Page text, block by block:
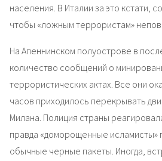
населения. В Италии за это кстати,
чтобы «ложным террористам»
На Апеннинском полуострове в
количество сообщений о
террористических актах. Все они
часов приходилось перекрывать
Милана. Полиция страны
правда «доморощенные исламисты»
обычные черные пакеты. Иногда,